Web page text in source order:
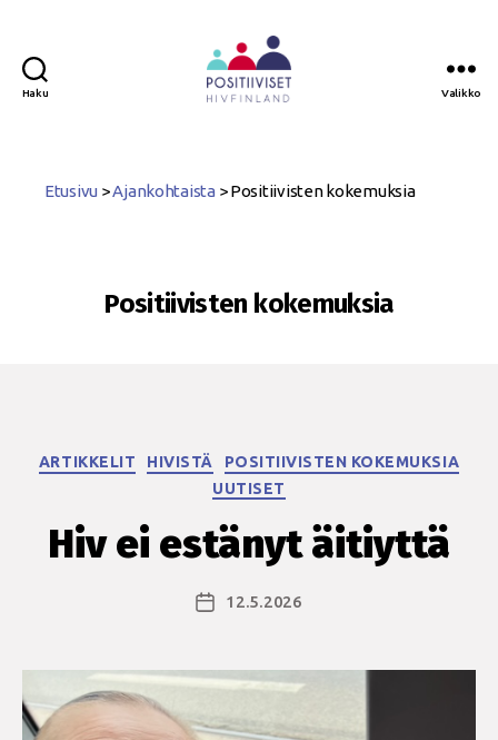
Haku Valikko
Etusivu >Ajankohtaista >Positiivisten kokemuksia
Positiivisten kokemuksia
Kategoriat
ARTIKKELIT HIVISTÄ
POSITIIVISTEN KOKEMUKSIA
UUTISET
Hiv ei estänyt äitiyttä
Julkaisupäivämäärä
12.5.2026